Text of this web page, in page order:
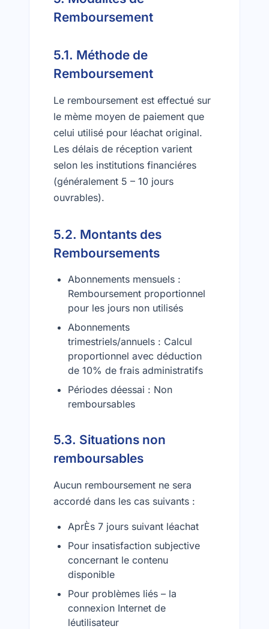
Remboursement
5.1. Méthode de
Remboursement
Le remboursement est effectué sur
le mème moyen de paiement que
celui utilisé pour léachat original.
Les délais de réception varient
selon les institutions financiéres
(généralement 5 – 10 jours
ouvrables).
5.2. Montants des
Remboursements
Abonnements mensuels :
Remboursement proportionnel
pour les jours non utilisés
Abonnements
trimestriels/annuels : Calcul
proportionnel avec déduction
de 10% de frais administratifs
Périodes déessai : Non
remboursables
5.3. Situations non
remboursables
Aucun remboursement ne sera
accordé dans les cas suivants :
AprÈs 7 jours suivant léachat
Pour insatisfaction subjective
concernant le contenu
disponible
Pour problèmes liés – la
connexion Internet de
léutilisateur